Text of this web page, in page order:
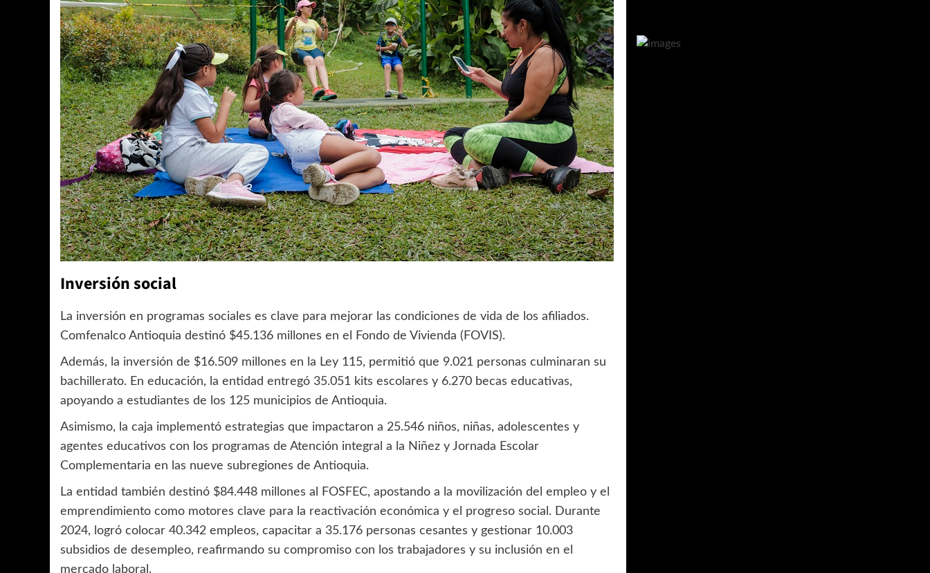
Inversión social
La inversión en programas sociales es clave para mejorar las condiciones de vida de los afiliados.
Comfenalco Antioquia destinó $45.136 millones en el Fondo de Vivienda (FOVIS).
Además, la inversión de $16.509 millones en la Ley 115, permitió que 9.021 personas culminaran su
bachillerato. En educación, la entidad entregó 35.051 kits escolares y 6.270 becas educativas,
apoyando a estudiantes de los 125 municipios de Antioquia.
Asimismo, la caja implementó estrategias que impactaron a 25.546 niños, niñas, adolescentes y
agentes educativos con los programas de Atención integral a la Niñez y Jornada Escolar
Complementaria en las nueve subregiones de Antioquia.
La entidad también destinó $84.448 millones al FOSFEC, apostando a la movilización del empleo y el
emprendimiento como motores clave para la reactivación económica y el progreso social. Durante
2024, logró colocar 40.342 empleos, capacitar a 35.176 personas cesantes y gestionar 10.003
subsidios de desempleo, reafirmando su compromiso con los trabajadores y su inclusión en el
mercado laboral.